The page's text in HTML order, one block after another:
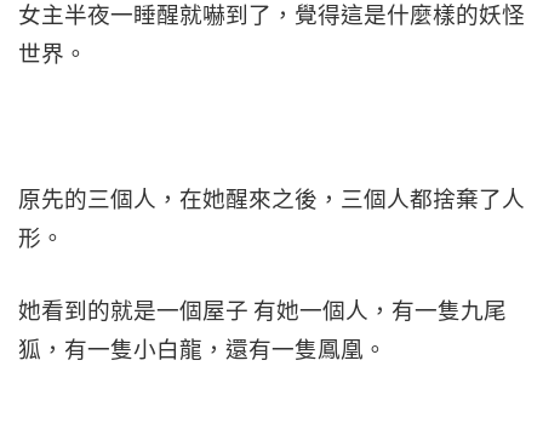
女主半夜一睡醒就嚇到了，覺得這是什麼樣的妖怪
世界。
原先的三個人，在她醒來之後，三個人都捨棄了人
形。
她看到的就是一個屋子 有她一個人，有一隻九尾
狐，有一隻小白龍，還有一隻鳳凰。